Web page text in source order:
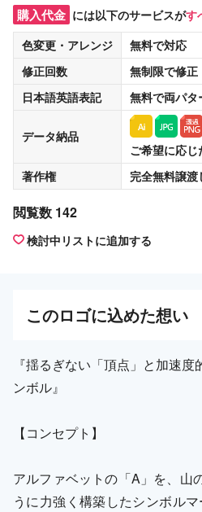
購入代金 には以下のサービスがす
色変更・アレンジ
無料で対応
修正回数
無制限で修正
日本語英語表記
無料で両パタ
データ納品
ご希望に応
著作権
完全無料譲渡
閲覧数 142
検討中リストに追加する
このロゴに込めた想い
『揺るぎない「頂点」と加速
ンボル』
【コンセプト】
アルファベットの「A」を、山
うに力強く構築したシンボル